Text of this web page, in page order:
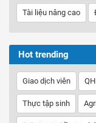
Tài liệu nâng cao
Hot trending
Giao dịch viên
Thực tập sinh